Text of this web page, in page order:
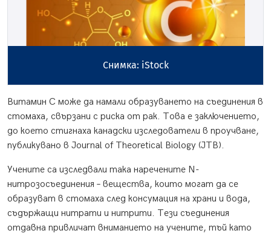
Снимка: iStock
Витамин C може да намали образуването на съединения в
стомаха, свързани с риска от рак. Това е заключението,
до което стигнаха канадски изследователи в проучване,
публикувано в Journal of Theoretical Biology (JTB).
Учените са изследвали така наречените N-
нитрозосъединения – вещества, които могат да се
образуват в стомаха след консумация на храни и вода,
съдържащи нитрати и нитрити. Тези съединения
отдавна привличат вниманието на учените, тъй като